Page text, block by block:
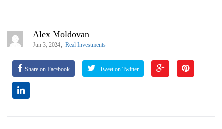
Alex Moldovan
Jun 3, 2024, Real Investments
Share on Facebook Tweet on Twitter